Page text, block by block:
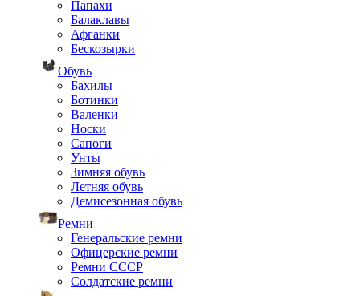
Папахи
Балаклавы
Афганки
Бескозырки
Обувь
Бахилы
Ботинки
Валенки
Носки
Сапоги
Унты
Зимняя обувь
Летняя обувь
Демисезонная обувь
Ремни
Генеральские ремни
Офицерские ремни
Ремни СССР
Солдатские ремни